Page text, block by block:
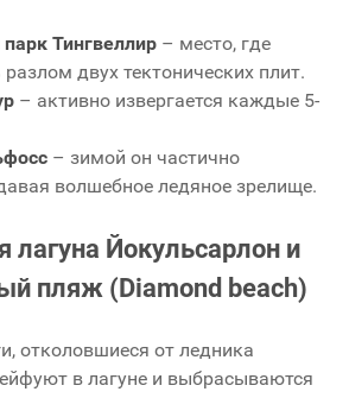
Тингвеллир – место, где
двух тектонических плит.
– активно извергается каждые 5-
– зимой он частично
волшебное ледяное зрелище.
лагуна Йокульсарлон и
пляж (Diamond beach)
отколовшиеся от ледника
в лагуне и выбрасываются